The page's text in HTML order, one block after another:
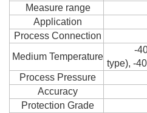
Measure range
Application
Process Connection
Medium Temperature
-
type), -
Process Pressure
Accuracy
Protection Grade